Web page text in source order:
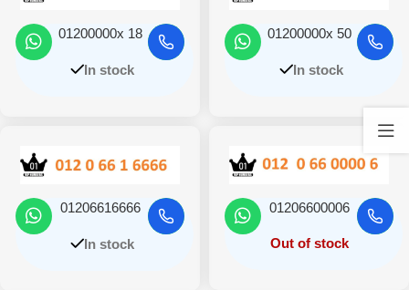
01200000x 50
In stock
01200000x 18
In stock
01206600006
Out of stock
01206616666
In stock